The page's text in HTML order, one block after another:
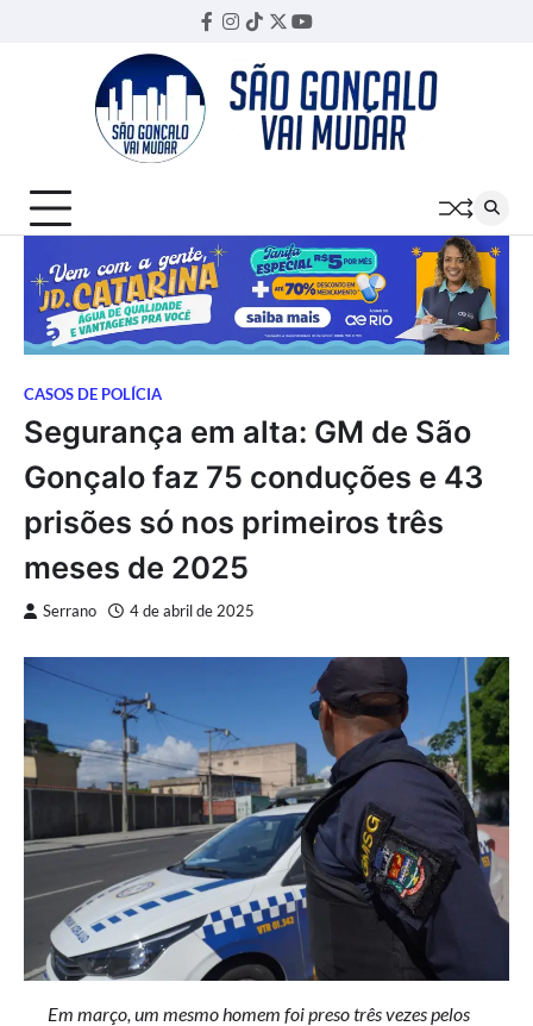
Facebook
Instagram
TikTok
TwitterYouTube
CASOS DE POLÍCIA
Segurança em alta: GM de São
Gonçalo faz 75 conduções e 43
prisões só nos primeiros três
meses de 2025
Serrano 4 de abril de 2025
Em março, um mesmo homem foi preso três vezes pelos